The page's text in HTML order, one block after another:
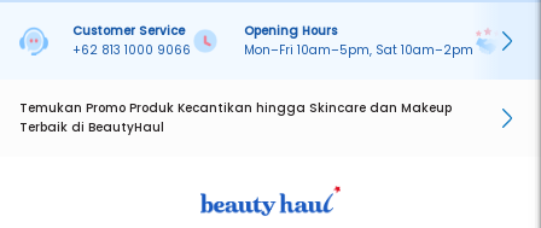
Customer Service
+62 813 1000 9066
Opening Hours
Mon–Fri 10am–5pm, Sat 10am–2pm
Temukan Promo Produk Kecantikan hingga Skincare dan Makeup
Terbaik di BeautyHaul